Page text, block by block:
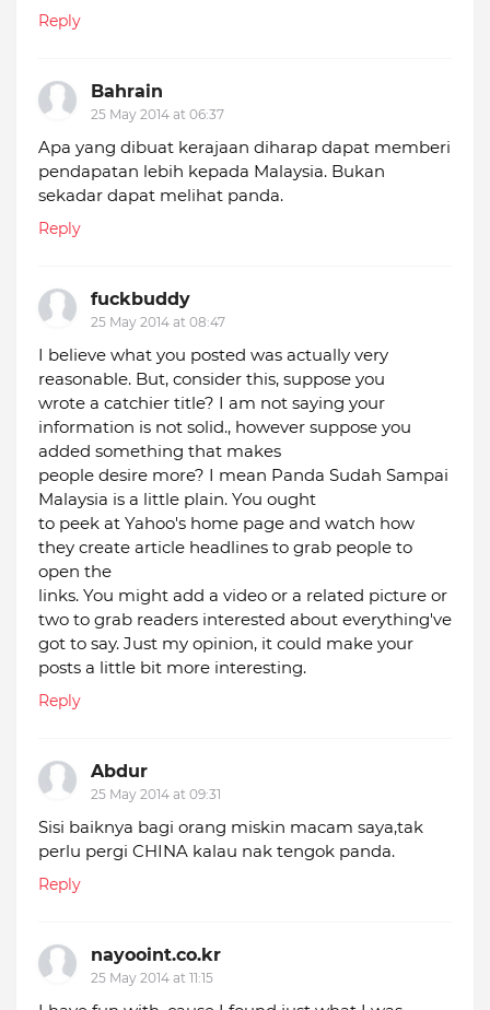
Reply
Bahrain
25 May 2014 at 06:37
Apa yang dibuat kerajaan diharap dapat memberi
pendapatan lebih kepada Malaysia. Bukan
sekadar dapat melihat panda.
Reply
fuckbuddy
25 May 2014 at 08:47
I believe what you posted was actually very
reasonable. But, consider this, suppose you
wrote a catchier title? I am not saying your
information is not solid., however suppose you
added something that makes
people desire more? I mean Panda Sudah Sampai
Malaysia is a little plain. You ought
to peek at Yahoo's home page and watch how
they create article headlines to grab people to
open the
links. You might add a video or a related picture or
two to grab readers interested about everything've
got to say. Just my opinion, it could make your
posts a little bit more interesting.
Reply
Abdur
25 May 2014 at 09:31
Sisi baiknya bagi orang miskin macam saya,tak
perlu pergi CHINA kalau nak tengok panda.
Reply
nayooint.co.kr
25 May 2014 at 11:15